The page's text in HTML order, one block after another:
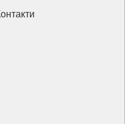
Контакти